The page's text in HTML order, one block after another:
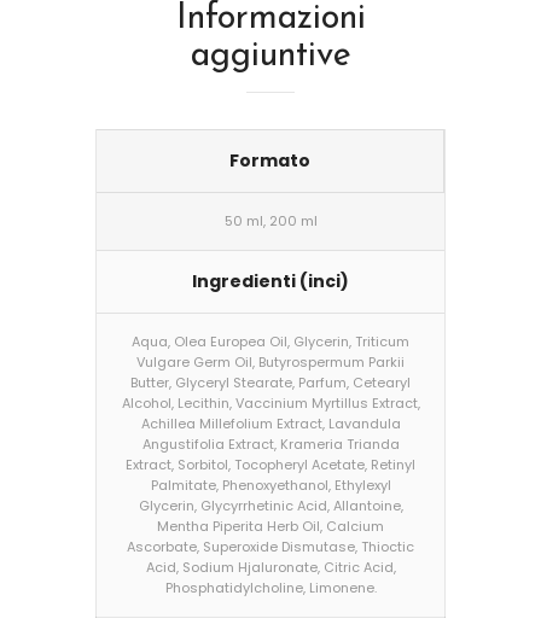
Informazioni
aggiuntive
Formato
50 ml, 200 ml
Ingredienti (inci)
Aqua, Olea Europea Oil, Glycerin, Triticum
Vulgare Germ Oil, Butyrospermum Parkii
Butter, Glyceryl Stearate, Parfum, Cetearyl
Alcohol, Lecithin, Vaccinium Myrtillus Extract,
Achillea Millefolium Extract, Lavandula
Angustifolia Extract, Krameria Trianda
Extract, Sorbitol, Tocopheryl Acetate, Retinyl
Palmitate, Phenoxyethanol, Ethylexyl
Glycerin, Glycyrrhetinic Acid, Allantoine,
Mentha Piperita Herb Oil, Calcium
Ascorbate, Superoxide Dismutase, Thioctic
Acid, Sodium Hjaluronate, Citric Acid,
Phosphatidylcholine, Limonene.